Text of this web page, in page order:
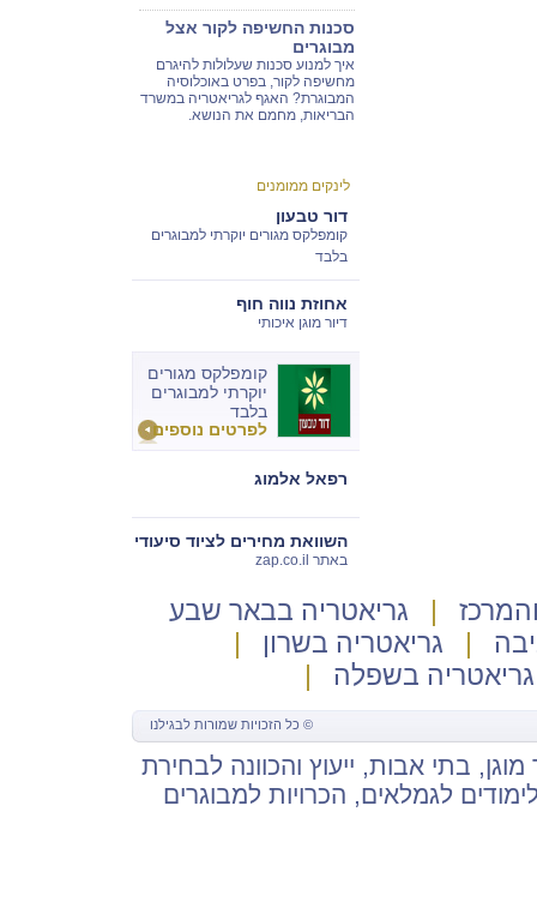
סכנות החשיפה לקור אצל
מבוגרים
איך למנוע סכנות שעלולות להיגרם
מחשיפה לקור, בפרט באוכלוסיה
המבוגרת? האגף לגריאטריה במשרד
הבריאות, מחמם את הנושא.
לינקים ממומנים
דור טבעון
קומפלקס מגורים יוקרתי למבוגרים
בלבד
אחוזת נווה חוף
דיור מוגן איכותי
קומפלקס מגורים
יוקרתי למבוגרים
בלבד
לפרטים נוספים
רפאל אלמוג
השוואת מחירים לציוד סיעודי
באתר zap.co.il
|
גריאטריה בבאר שבע
| גריאטריה בשרון
|
גריאטריה בשפלה
|
© כל הזכויות שמורות לבגילנו
מוגן, בתי אבות, ייעוץ והכוונה לבחירת
לגמלאים, הכרויות למבוגרים